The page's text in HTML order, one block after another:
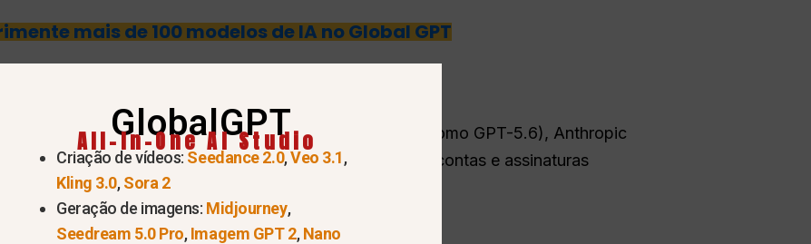
mais de 100 modelos de IA no Global GPT
painel de controle para acessar modelos de
(como GPT-5.6), Anthropic
3) sem precisar ficar alternando entre uma dúzia de contas e assinaturas
produtos principais:
GlobalGPT
All-In-One AI Studio
Criação de vídeos: Seedance 2.0,Veo 3.1,
Kling 3.0,Sora 2
Geração de imagens: Midjourney,
Seedream 5.0 Pro,Imagem GPT 2,Nano